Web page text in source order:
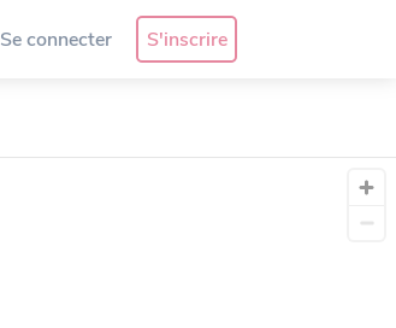
Se connecter S'inscrire